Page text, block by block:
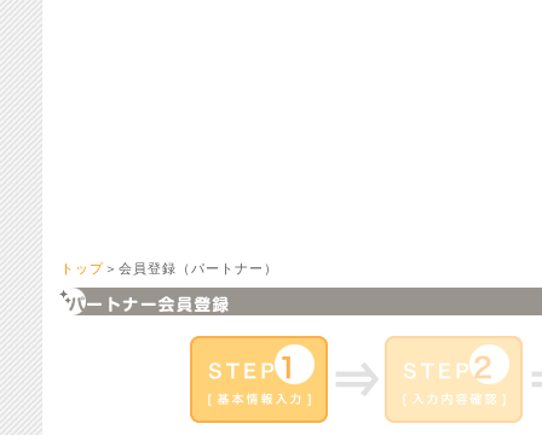
トップ ＞会員登録（パートナー）